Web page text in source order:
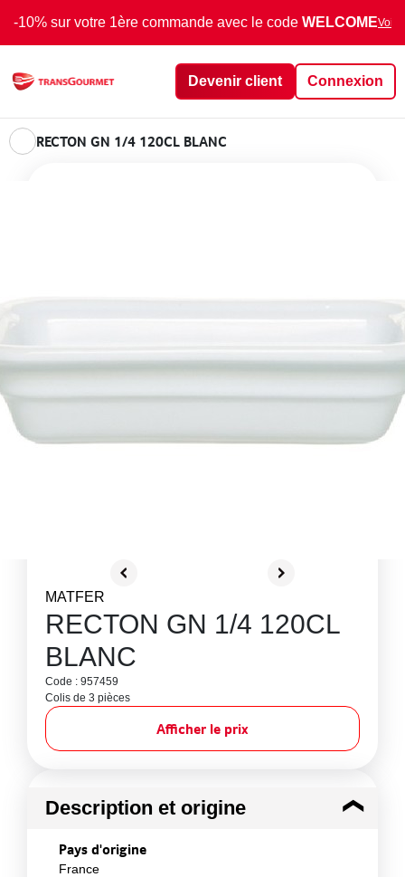
-10% sur votre 1ère commande avec le code WELCOMEVoir
Devenir client Connexion
RECTON GN 1/4 120CL BLANC
MATFER
RECTON GN 1/4 120CL
BLANC
Code : 957459
Colis de 3 pièces
Afficher le prix
Description et origine
Pays d'origine
France